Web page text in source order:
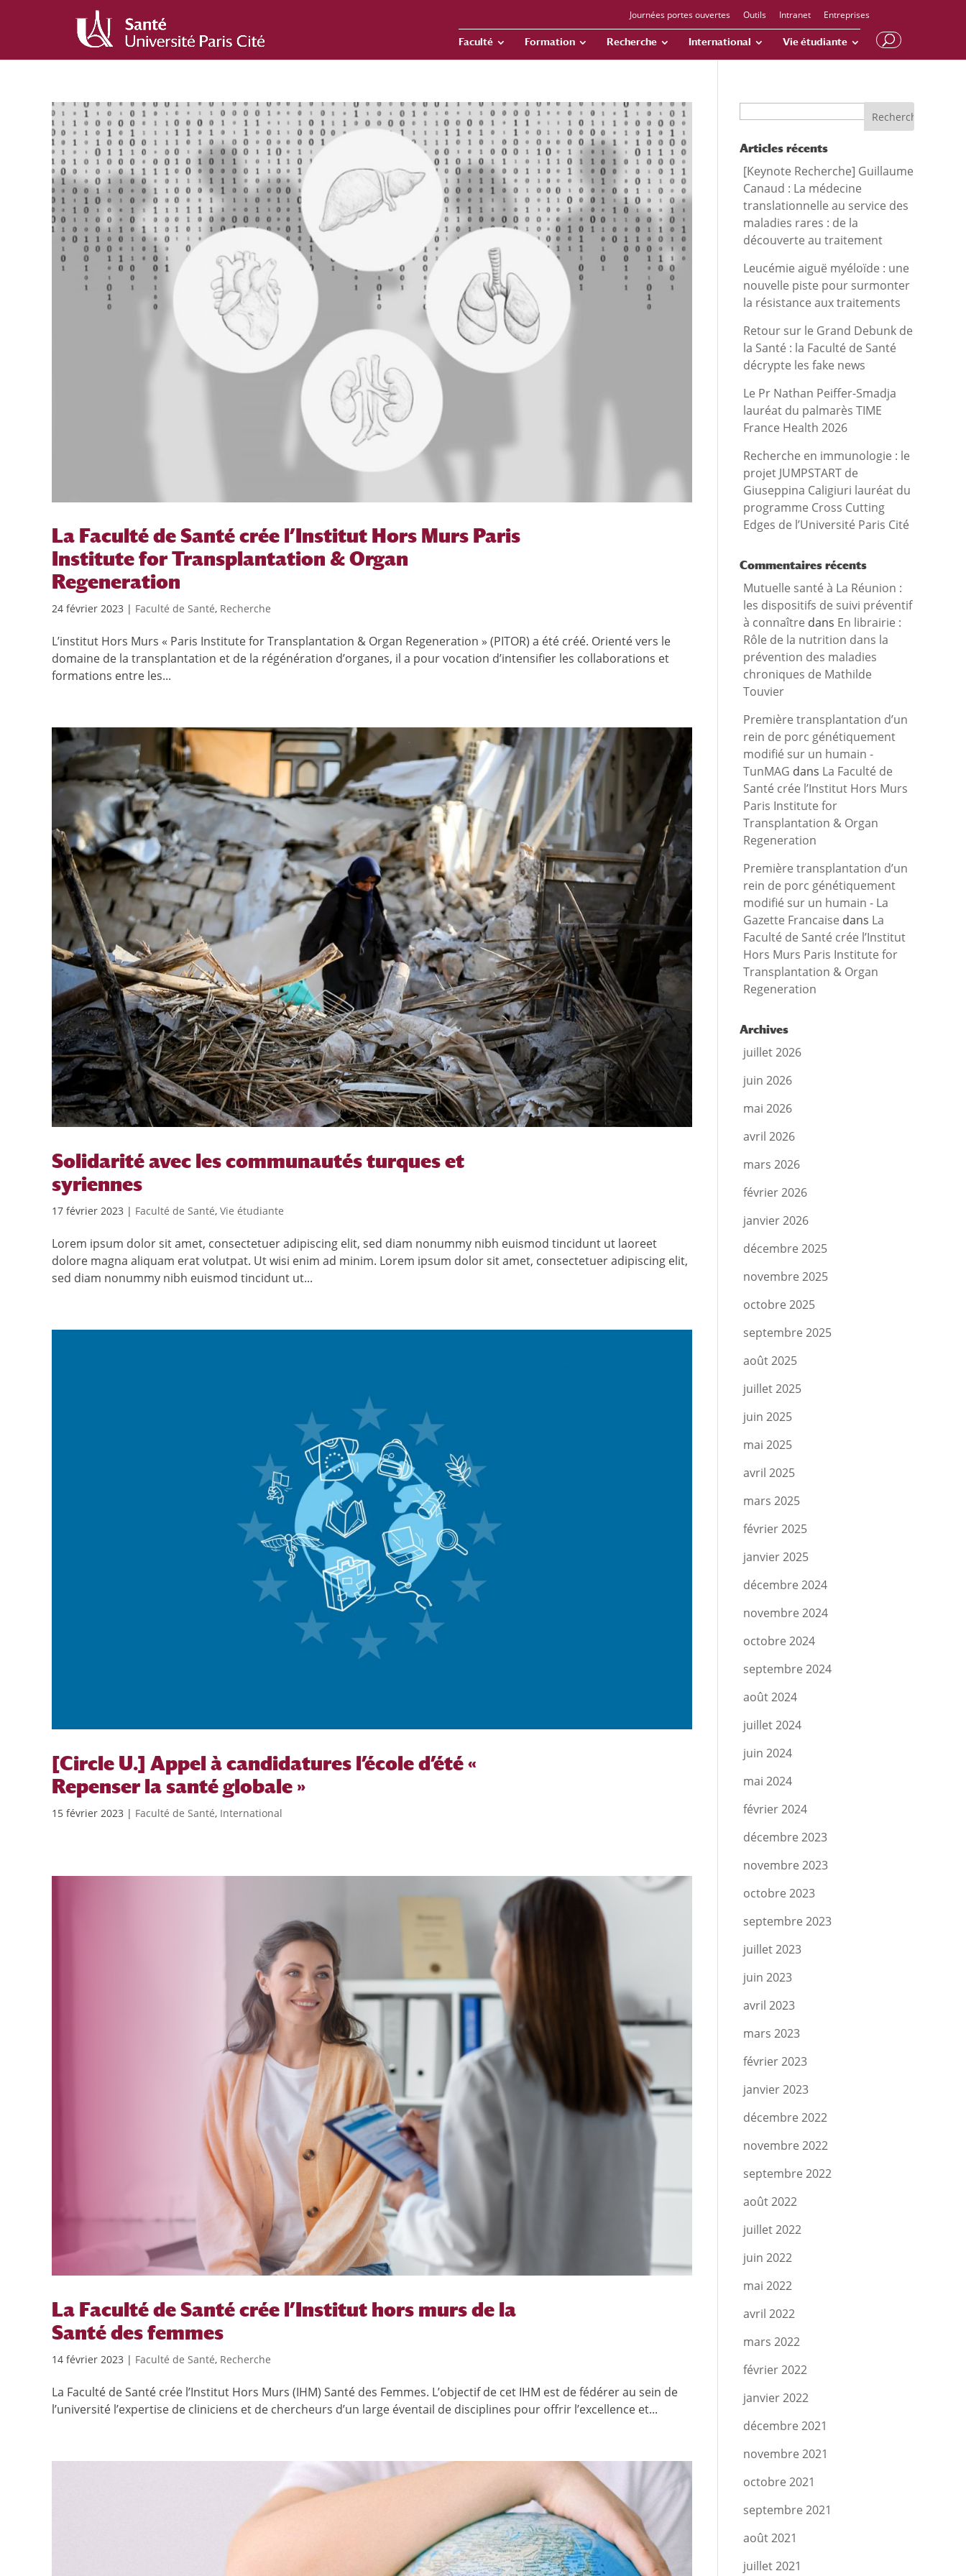
Journées portes ouvertes Outils Intranet Entreprises
Faculté Formation Recherche International Vie étudiante
La Faculté de Santé crée l’Institut Hors Murs Paris
Institute for Transplantation & Organ
Regeneration
24 février 2023 | Faculté de Santé, Recherche
L’institut Hors Murs « Paris Institute for Transplantation & Organ Regeneration » (PITOR) a été créé. Orienté vers le
domaine de la transplantation et de la régénération d’organes, il a pour vocation d’intensifier les collaborations et
formations entre les...
Solidarité avec les communautés turques et
syriennes
17 février 2023 | Faculté de Santé, Vie étudiante
Lorem ipsum dolor sit amet, consectetuer adipiscing elit, sed diam nonummy nibh euismod tincidunt ut laoreet
dolore magna aliquam erat volutpat. Ut wisi enim ad minim. Lorem ipsum dolor sit amet, consectetuer adipiscing elit,
sed diam nonummy nibh euismod tincidunt ut...
[Circle U.] Appel à candidatures l’école d’été «
Repenser la santé globale »
15 février 2023 | Faculté de Santé, International
La Faculté de Santé crée l’Institut hors murs de la
Santé des femmes
14 février 2023 | Faculté de Santé, Recherche
La Faculté de Santé crée l’Institut Hors Murs (IHM) Santé des Femmes. L’objectif de cet IHM est de fédérer au sein de
l’université l’expertise de cliniciens et de chercheurs d’un large éventail de disciplines pour offrir l’excellence et...
Articles récents
[Keynote Recherche] Guillaume
Canaud : La médecine
translationnelle au service des
maladies rares : de la
découverte au traitement
Leucémie aiguë myéloïde : une
nouvelle piste pour surmonter
la résistance aux traitements
Retour sur le Grand Debunk de
la Santé : la Faculté de Santé
décrypte les fake news
Le Pr Nathan Peiffer-Smadja
lauréat du palmarès TIME
France Health 2026
Recherche en immunologie : le
projet JUMPSTART de
Giuseppina Caligiuri lauréat du
programme Cross Cutting
Edges de l’Université Paris Cité
Commentaires récents
Mutuelle santé à La Réunion :
les dispositifs de suivi préventif
à connaître dans En librairie :
Rôle de la nutrition dans la
prévention des maladies
chroniques de Mathilde
Touvier
Première transplantation d’un
rein de porc génétiquement
modifié sur un humain -
TunMAG dans La Faculté de
Santé crée l’Institut Hors Murs
Paris Institute for
Transplantation & Organ
Regeneration
Première transplantation d’un
rein de porc génétiquement
modifié sur un humain - La
Gazette Francaise dans La
Faculté de Santé crée l’Institut
Hors Murs Paris Institute for
Transplantation & Organ
Regeneration
Archives
juillet 2026
juin 2026
mai 2026
avril 2026
mars 2026
février 2026
janvier 2026
décembre 2025
novembre 2025
octobre 2025
septembre 2025
août 2025
juillet 2025
juin 2025
mai 2025
avril 2025
mars 2025
février 2025
janvier 2025
décembre 2024
novembre 2024
octobre 2024
septembre 2024
août 2024
juillet 2024
juin 2024
mai 2024
février 2024
décembre 2023
novembre 2023
octobre 2023
septembre 2023
juillet 2023
juin 2023
avril 2023
mars 2023
février 2023
janvier 2023
décembre 2022
novembre 2022
septembre 2022
août 2022
juillet 2022
juin 2022
mai 2022
avril 2022
mars 2022
février 2022
janvier 2022
décembre 2021
novembre 2021
octobre 2021
septembre 2021
août 2021
juillet 2021